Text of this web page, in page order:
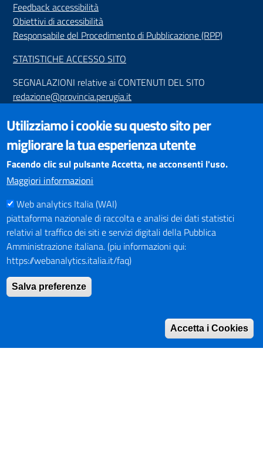
Feedback accessibilità
Obiettivi di accessibilità
Responsabile del Procedimento di Pubblicazione (RPP)
STATISTICHE ACCESSO SITO
SEGNALAZIONI relative ai CONTENUTI DEL SITO
redazione@provincia.perugia.it
VISUALIZZAZIONE CONTENUTI
Il sito internet della Provincia di Perugia è ottimizzato per
essere visualizzato dai principali browser aggiornati. L'uso di
browser non aggiornati può creare problemi di visualizzazione
dei contenuti.
PAGAMENTI
SOCIAL NETWORKS
Pagina Facebook
Profilo Instagram
PNRR (Piano Nazionale di Ripresa e Resilienza)
Utilizziamo i cookie su questo sito per
migliorare la tua esperienza utente
Facendo clic sul pulsante Accetta, ne acconsenti l'uso.
Maggiori informazioni
Web analytics Italia (WAI)
piattaforma nazionale di raccolta e analisi dei dati statistici
relativi al traffico dei siti e servizi digitali della Pubblica
Amministrazione italiana. (piu informazioni qui:
https://webanalytics.italia.it/faq)
Salva preferenze
Accetta i Cookies